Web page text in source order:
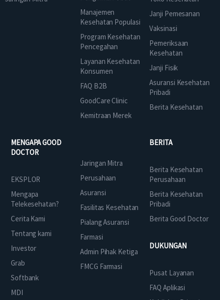
Manajemen
Kesehatan Populasi
Program Kesehatan
Pencegahan
Layanan Kesehatan
Konsumen
FAQ B2B
GoodCare Clinic
Kemitraan Merek
Janji Pemesanan
Vaksinasi
Pemeriksaan
Kesehatan
Janji Fisik
Asuransi Kesehatan
Pribadi
Berita Kesehatan
MENGAPA GOOD
DOCTOR
EKSPLOR
Mengapa
Telekesehatan?
Cerita Kami
Tentang kami
Investor
Grab
Softbank
MDI
Jaringan Mitra
Perusahaan
Asuransi
Fasilitas Kesehatan
Pialang Asuransi
Farmasi
Admin Pihak Ketiga
FMCG Farmasi
BERITA
Berita Kesehatan
Perusahaan
Berita Kesehatan
Pribadi
Berita Good Doctor
DUKUNGAN
Pusat Layanan
FAQ Aplikasi